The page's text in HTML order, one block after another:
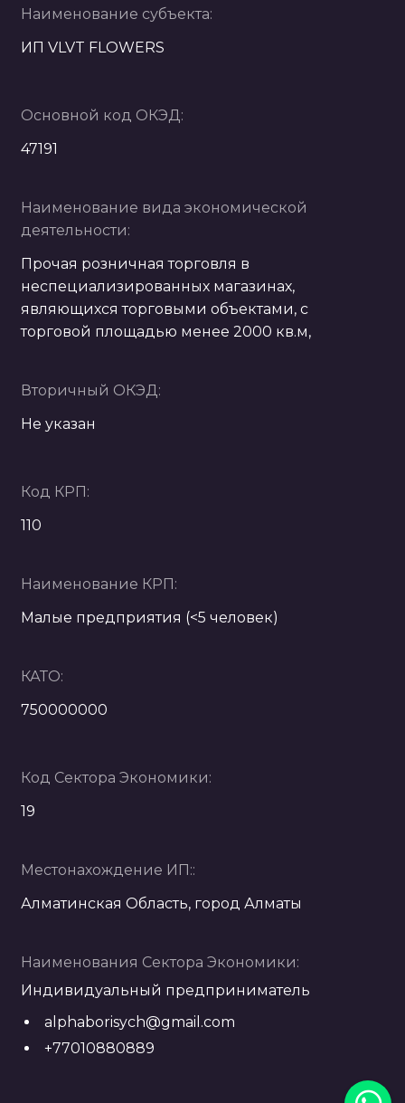
Наименование субъекта:
ИП VLVT FLOWERS
Основной код ОКЭД:
47191
Наименование вида экономической
деятельности:
Прочая розничная торговля в
неспециализированных магазинах,
являющихся торговыми объектами, с
торговой площадью менее 2000 кв.м,
Вторичный ОКЭД:
Не указан
Код КРП:
110
Наименование КРП:
Малые предприятия (<5 человек)
КАТО:
750000000
Код Сектора Экономики:
19
Местонахождение ИП::
Алматинская Область, город Алматы
Наименования Сектора Экономики:
Индивидуальный предприниматель
alphaborisych@gmail.com
+77010880889